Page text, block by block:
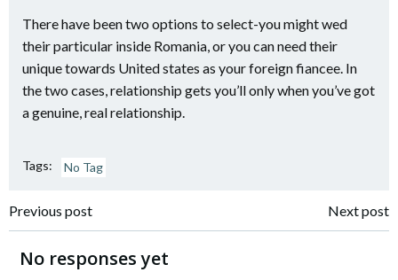
There have been two options to select-you might wed
their particular inside Romania, or you can need their
unique towards United states as your foreign fiancee. In
the two cases, relationship gets you’ll only when you’ve got
a genuine, real relationship.
Tags: No Tag
Navigazione
articoli
Previous post
Navigazione
Next post
No responses yet